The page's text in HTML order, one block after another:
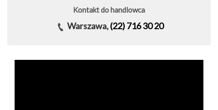
Kontakt do handlowca
Warszawa,(22) 716 30 20